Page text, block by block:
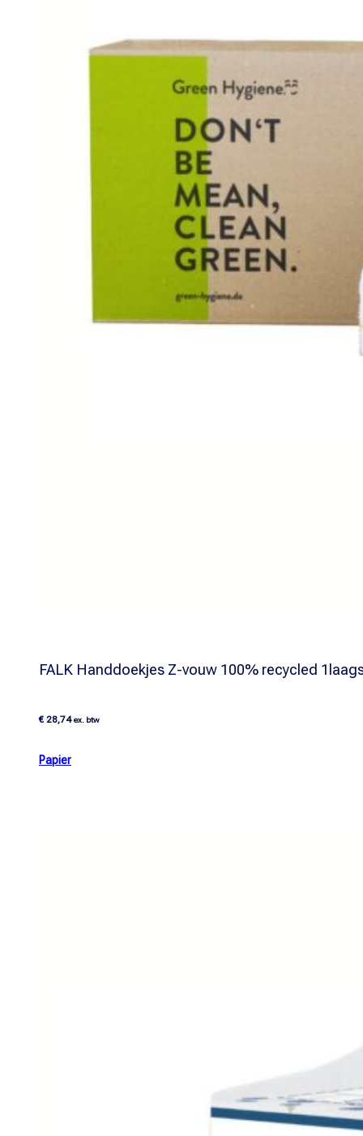
FALK Handdoekjes Z-vouw 100% recycled
€ 28,74 ex. btw
Papier